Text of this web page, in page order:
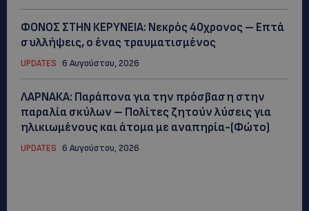
ΦΟΝΟΣ ΣΤΗΝ ΚΕΡΥΝΕΙΑ: Νεκρός 40χρονος – Επτά
συλλήψεις, ο ένας τραυματισμένος
UPDATES 6 Αυγούστου, 2026
ΛΑΡΝΑΚΑ: Παράπονα για την πρόσβαση στην
παραλία σκύλων – Πολίτες ζητούν λύσεις για
ηλικιωμένους και άτομα με αναπηρία-(Φώτο)
UPDATES 6 Αυγούστου, 2026